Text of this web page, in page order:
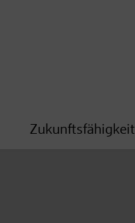
Zukunftsfähigkeit